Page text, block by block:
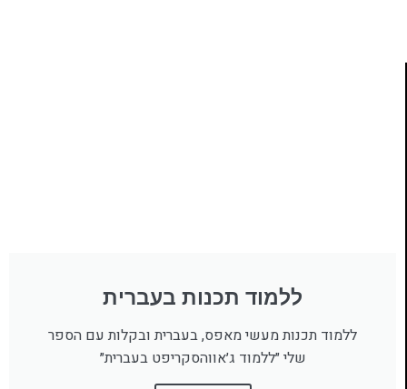
ללמוד תכנות בעברית
ללמוד תכנות מעשי מאפס, בעברית ובקלות עם הספר
שלי ״ללמוד ג׳אווהסקריפט בעברית״